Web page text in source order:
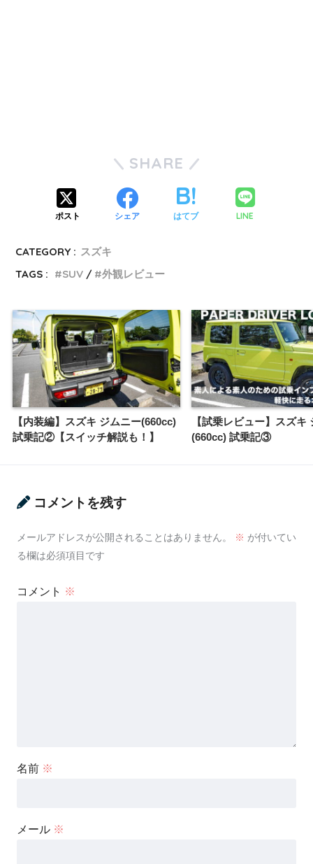
SHARE
ポスト シェア はてブ LINE
CATEGORY : スズキ
TAGS :
SUV 外観レビュー
【内装編】スズキ ジムニー(660cc)
試乗記②【スイッチ解説も！】
【試乗レビュー】スズキ
(660cc) 試乗記③
コメントを残す
メールアドレスが公開されることはありません。 ※ が付いてい
る欄は必須項目です
コメント ※
名前 ※
メール ※